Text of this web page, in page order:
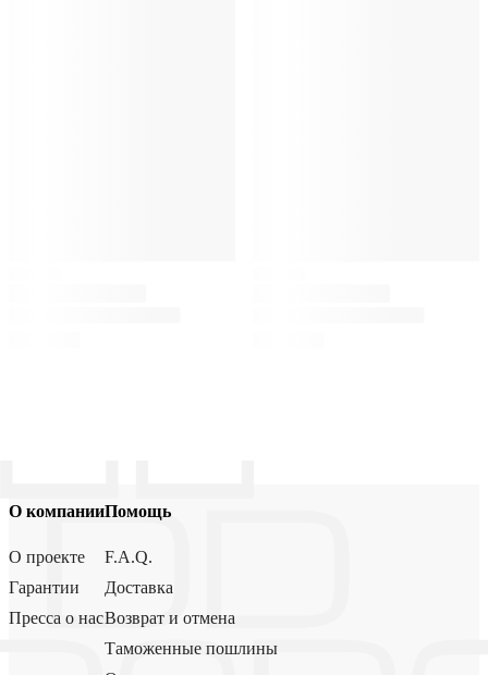
О компании
О проекте
Гарантии
Пресса о нас
Помощь
F.A.Q.
Доставка
Возврат и отмена
Таможенные пошлины